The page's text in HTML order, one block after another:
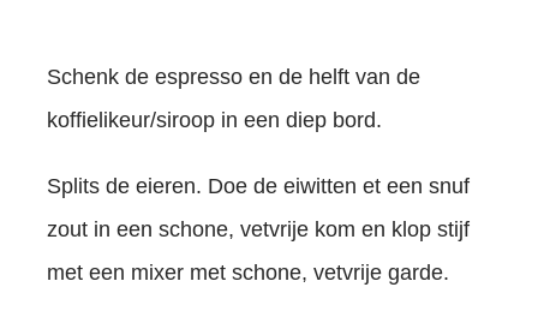
Schenk de espresso en de helft van de
koffielikeur/siroop in een diep bord.
Splits de eieren. Doe de eiwitten et een snuf
zout in een schone, vetvrije kom en klop stijf
met een mixer met schone, vetvrije garde.